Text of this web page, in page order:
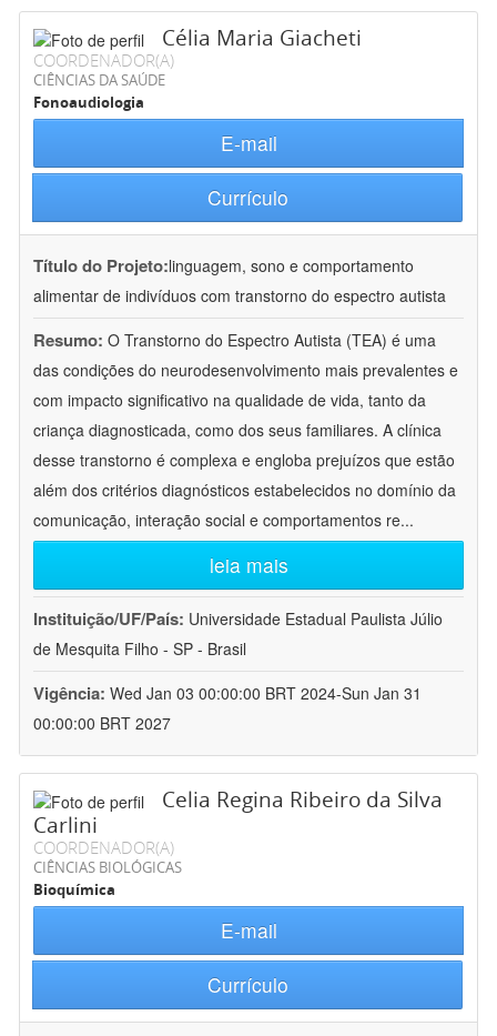
Célia Maria Giacheti
COORDENADOR(A)
CIÊNCIAS DA SAÚDE
Fonoaudiologia
E-mail
Currículo
Título do Projeto:linguagem, sono e comportamento
alimentar de indivíduos com transtorno do espectro autista
Resumo: O Transtorno do Espectro Autista (TEA) é uma
das condições do neurodesenvolvimento mais prevalentes e
com impacto significativo na qualidade de vida, tanto da
criança diagnosticada, como dos seus familiares. A clínica
desse transtorno é complexa e engloba prejuízos que estão
além dos critérios diagnósticos estabelecidos no domínio da
comunicação, interação social e comportamentos re...
leia mais
Instituição/UF/País: Universidade Estadual Paulista Júlio
de Mesquita Filho - SP - Brasil
Vigência: Wed Jan 03 00:00:00 BRT 2024-Sun Jan 31
00:00:00 BRT 2027
Celia Regina Ribeiro da Silva
Carlini
COORDENADOR(A)
CIÊNCIAS BIOLÓGICAS
Bioquímica
E-mail
Currículo